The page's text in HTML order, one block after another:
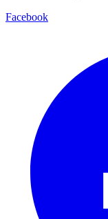
Facebook